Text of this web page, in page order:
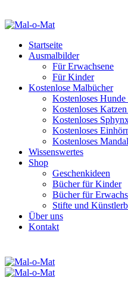
Startseite
Ausmalbilder
Für Erwachsene
Für Kinder
Kostenlose Malbücher
Kostenloses
Kostenloses
Kostenloses
Kostenloses
Kostenloses
Wissenswertes
Shop
Geschenkideen
Bücher für Kinder
Bücher für
Stifte und
Über uns
Kontakt